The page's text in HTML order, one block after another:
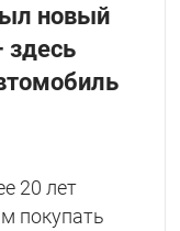
новый
здесь
20 лет
покупать